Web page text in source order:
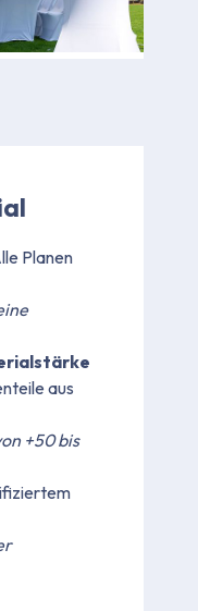
Planen
aus
+50 bis